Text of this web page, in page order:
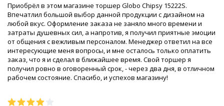
Приобрёл в этом магазине торшер Globo Chipsy 15222S.
Впечатлил большой выбор данной продукции с дизайном на
любой вкус. Оформление заказа не заняло много времени и
затраты душевных сил, а напротив, я получил приятные эмоции
от общения с вежливым персоналом. Менеджер ответил на все
интересующие меня вопросы, и мне осталось только оплатить
заказ, что я и сделал в ближайшее время. Свой торшер я
получил ровно в оговоренный срок, - через два дня, в отличном
рабочем состояние. Спасибо, и успехов магазину!